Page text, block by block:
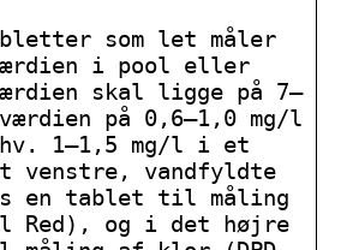
som let måler
i pool eller
skal ligge på 7–
på 0,6–1,0 mg/l
1–1,5 mg/l i et
venstre, vandfyldte
en tablet til måling
Red), og i det højre